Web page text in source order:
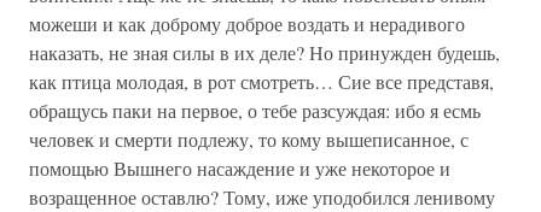
можеши и как доброму доброе воздать и нерадивого
наказать, не зная силы в их деле? Но принужден будешь,
как птица молодая, в рот смотреть… Сие все представя,
обращусь паки на первое, о тебе разсуждая: ибо я есмь
человек и смерти подлежу, то кому вышеписанное, с
помощью Вышнего насаждение и уже некоторое и
возращенное оставлю? Тому, иже уподобился ленивому